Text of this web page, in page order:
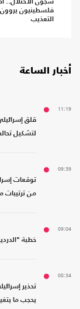
سجون الاحتلال..
فلسطينيون
التعذيب
أخبار الساعة
11:19
قلق
لتشكيل
09:39
توقعات
من ترتيبات
09:04
خطبة
08:34
تحذير
يحجب ما